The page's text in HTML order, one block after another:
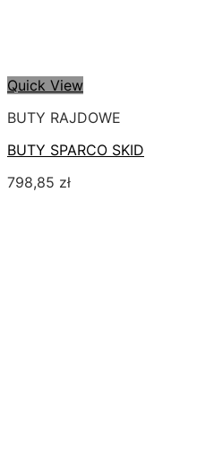
Quick View
BUTY RAJDOWE
BUTY SPARCO SKID
798,85 zł